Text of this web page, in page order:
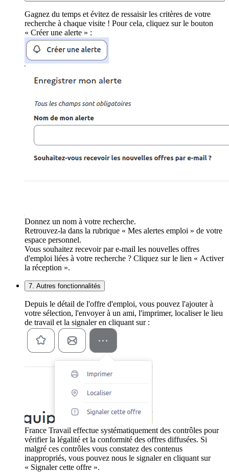
Gagnez du temps et évitez de ressaisir les critères de votre
recherche à chaque visite ! Pour cela, cliquez sur le bouton
« Créer une alerte » :
Donnez un nom à votre recherche.
Retrouvez-la dans la rubrique « Mes alertes emploi » de votre
espace personnel.
Vous souhaitez recevoir par e-mail les nouvelles offres
d'emploi liées à votre recherche ? Cliquez sur le lien « Activer
la réception ».
7. Autres fonctionnalités
Depuis le détail de l'offre d'emploi, vous pouvez l'ajouter à
votre sélection, l'envoyer à un ami, l'imprimer, localiser le lieu
de travail et la signaler en cliquant sur :
France Travail effectue systématiquement des contrôles pour
vérifier la légalité et la conformité des offres diffusées. Si
malgré ces contrôles vous constatez des contenus
inappropriés, vous pouvez nous le signaler en cliquant sur
« Signaler cette offre ».